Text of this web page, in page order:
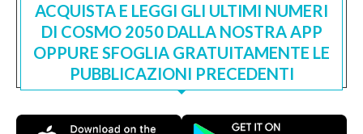
ACQUISTA E LEGGI GLI ULTIMI NUMERI
DI COSMO 2050 DALLA NOSTRA APP
OPPURE SFOGLIA GRATUITAMENTE LE
PUBBLICAZIONI PRECEDENTI